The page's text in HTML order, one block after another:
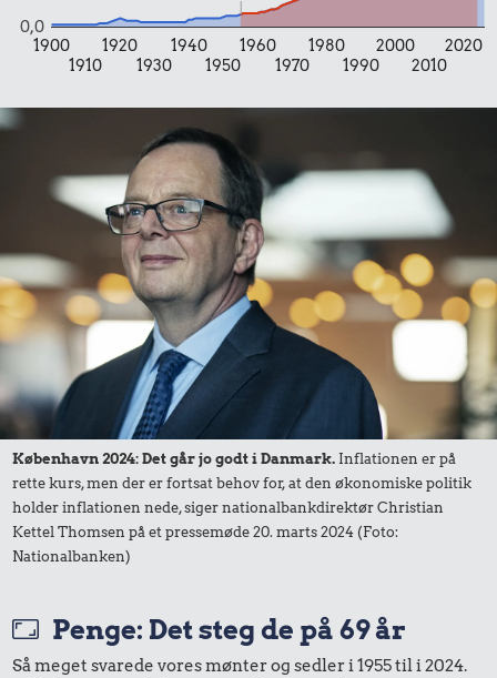
1900
1910
1920
1930
1940
1950
1960
1970
1980
1990
2000
2010
2020
0,0
København 2024: Det går jo godt i Danmark. Inflationen er på
rette kurs, men der er fortsat behov for, at den økonomiske politik
holder inflationen nede, siger nationalbankdirektør Christian
Kettel Thomsen på et pressemøde 20. marts 2024 (Foto:
Nationalbanken)
Penge: Det steg de på 69 år
Så meget svarede vores mønter og sedler i 1955 til i 2024.